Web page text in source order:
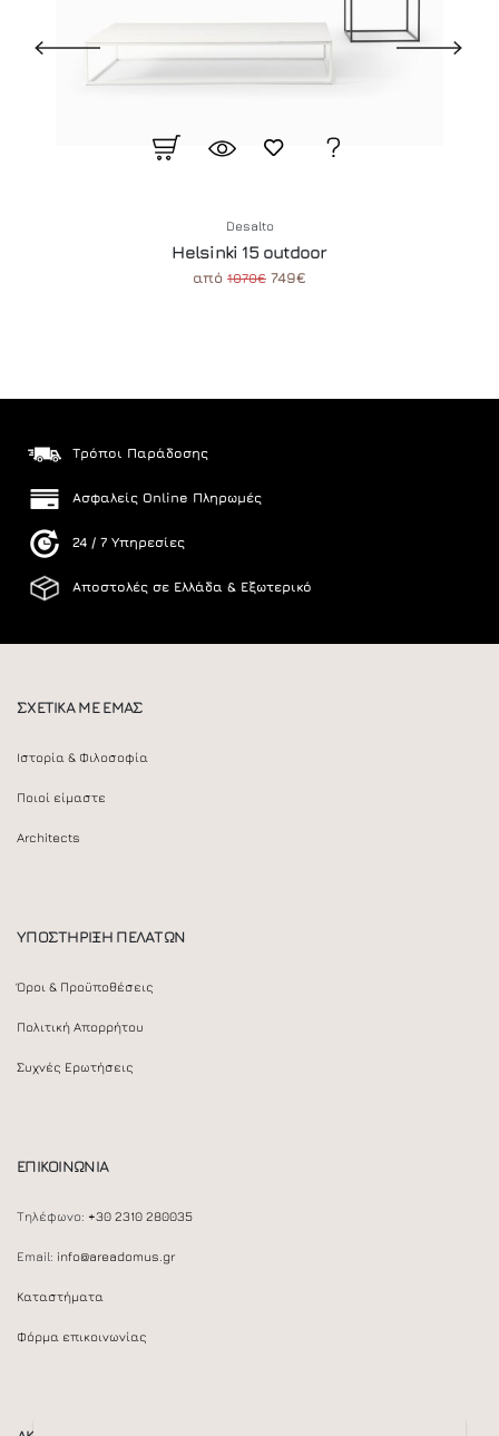
Desalto
Helsinki 15 outdoor
από 1070€ 749€
Τρόποι Παράδοσης
Ασφαλείς Online Πληρωμές
24 / 7 Υπηρεσίες
Αποστολές σε Ελλάδα & Εξωτερικό
ΣΧΕΤΙΚΑ ΜΕ ΕΜΑΣ
Ιστορία & Φιλοσοφία
Ποιοί είμαστε
Architects
ΥΠΟΣΤΗΡΙΞΗ ΠΕΛΑΤΩΝ
Όροι & Προϋποθέσεις
Πολιτική Απορρήτου
Συχνές Ερωτήσεις
ΕΠΙΚΟΙΝΩΝΙΑ
Τηλέφωνο: +30 2310 280035
Email: info@areadomus.gr
Καταστήματα
Φόρμα επικοινωνίας